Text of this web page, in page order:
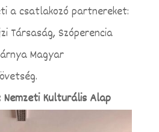
a csatlakozó partnereket:
Társaság, Szóperencia
Magyar
Kulturális Alap